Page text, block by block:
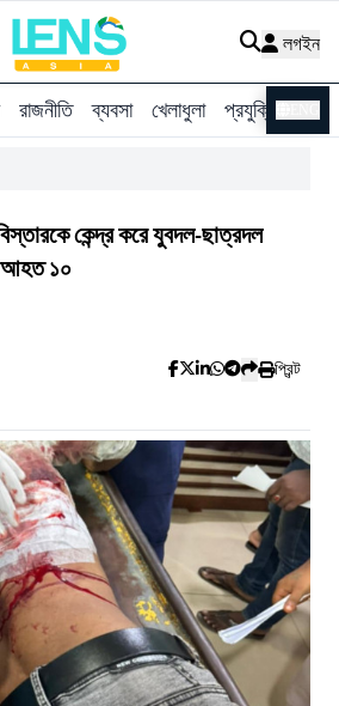
লগইন
রাজনীতি ব্যবসা খেলাধুলা প্রযুক্তি
কেন্দ্র করে যুবদল-ছাত্রদল
আহত ১০
প্রিন্ট